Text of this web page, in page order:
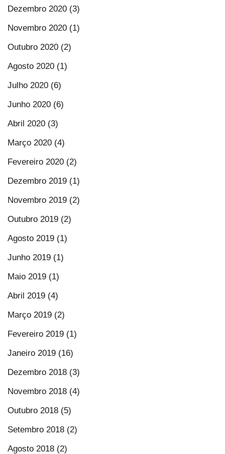
Dezembro 2020 (3)
Novembro 2020 (1)
Outubro 2020 (2)
Agosto 2020 (1)
Julho 2020 (6)
Junho 2020 (6)
Abril 2020 (3)
Março 2020 (4)
Fevereiro 2020 (2)
Dezembro 2019 (1)
Novembro 2019 (2)
Outubro 2019 (2)
Agosto 2019 (1)
Junho 2019 (1)
Maio 2019 (1)
Abril 2019 (4)
Março 2019 (2)
Fevereiro 2019 (1)
Janeiro 2019 (16)
Dezembro 2018 (3)
Novembro 2018 (4)
Outubro 2018 (5)
Setembro 2018 (2)
Agosto 2018 (2)